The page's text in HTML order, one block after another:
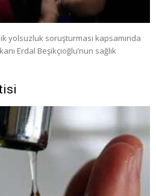
yolsuzluk soruşturması kapsamında
Erdal Beşikçioğlu’nun sağlık